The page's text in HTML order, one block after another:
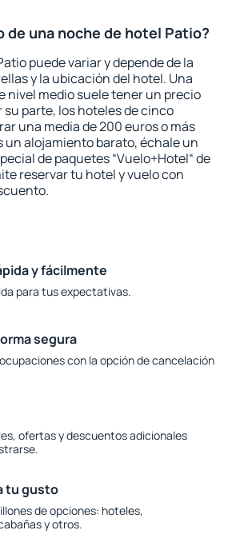
de una noche de hotel Patio?
puede variar y depende de la
y la ubicación del hotel. Una
nivel medio suele tener un precio
su parte, los hoteles de cinco
una media de 200 euros o más
un alojamiento barato, échale un
de paquetes “Vuelo+Hotel“ de
reservar tu hotel y vuelo con
y fácilmente
para tus expectativas.
segura
con la opción de cancelación
ofertas y descuentos adicionales
tu gusto
de opciones: hoteles,
y otros.